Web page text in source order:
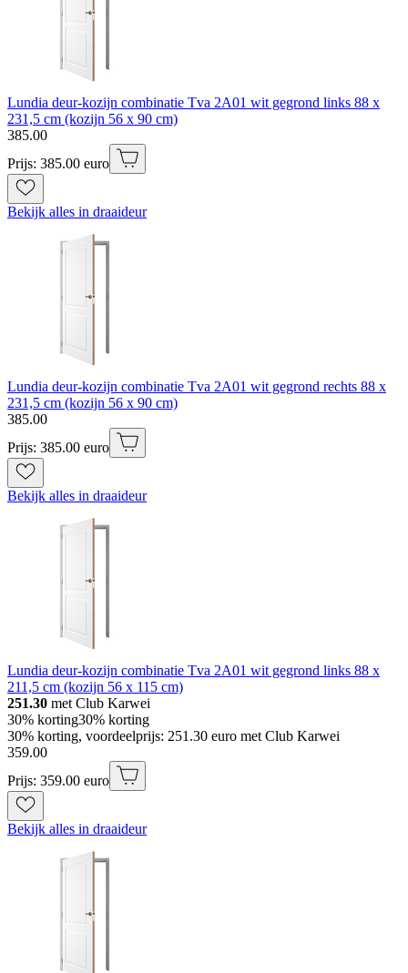
Lundia deur-kozijn combinatie Tva 2A01 wit gegrond links 88 x
231,5 cm (kozijn 56 x 90 cm)
385.00
Prijs: 385.00 euro
Bekijk alles in draaideur
Lundia deur-kozijn combinatie Tva 2A01 wit gegrond rechts 88 x
231,5 cm (kozijn 56 x 90 cm)
385.00
Prijs: 385.00 euro
Bekijk alles in draaideur
Lundia deur-kozijn combinatie Tva 2A01 wit gegrond links 88 x
211,5 cm (kozijn 56 x 115 cm)
251.30 met Club Karwei
30% korting30% korting
30% korting, voordeelprijs: 251.30 euro met Club Karwei
359.00
Prijs: 359.00 euro
Bekijk alles in draaideur